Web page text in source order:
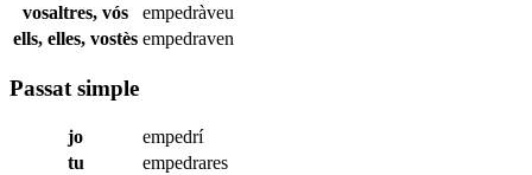
vosaltres, vós
empedràveu
ells, elles, vostès empedraven
Passat simple
jo
empedrí
tu
empedrares